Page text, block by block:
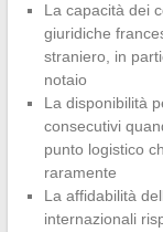
La capacità dei
giuridiche
straniero, in
notaio
La disponibilità
consecutivi
punto logistico
raramente
La affidabilità
internazionali